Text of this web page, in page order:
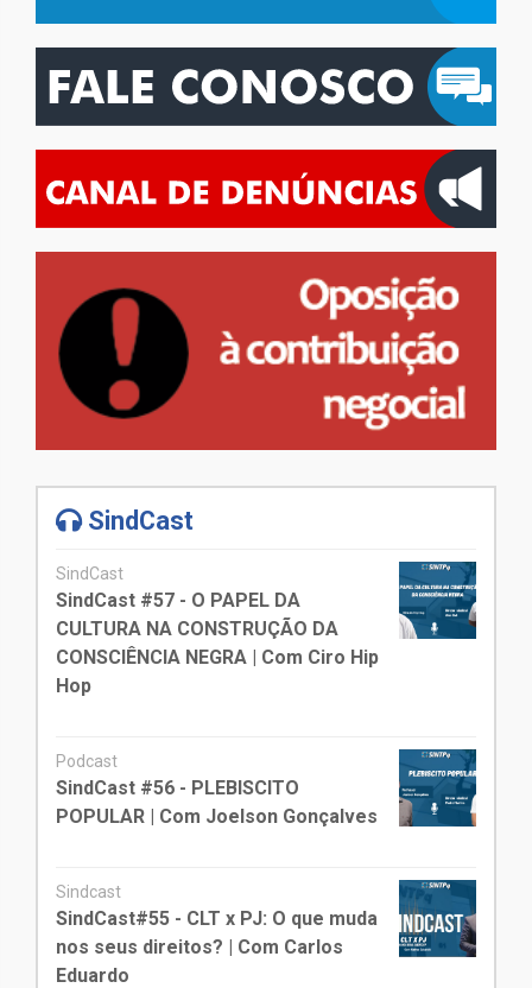
SindCast
SindCast
SindCast #57 - O PAPEL DA
CULTURA NA CONSTRUÇÃO DA
CONSCIÊNCIA NEGRA | Com Ciro Hip
Hop
Podcast
SindCast #56 - PLEBISCITO
POPULAR | Com Joelson Gonçalves
Sindcast
SindCast#55 - CLT x PJ: O que muda
nos seus direitos? | Com Carlos
Eduardo